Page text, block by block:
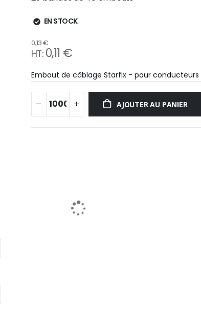
EN STOCK
0,13 €
0,11 €
Embout de câblage Starfix - pour
AJOUTER AU PANIER